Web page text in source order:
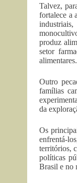
Talvez,
fortalece a
produz
setor
alimentares.
Outro
famílias
da
Os
enfrentá-
territórios,
políticas
Brasil e no